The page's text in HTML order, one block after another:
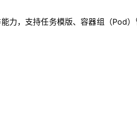
，支持任务模版、容器组（Pod）